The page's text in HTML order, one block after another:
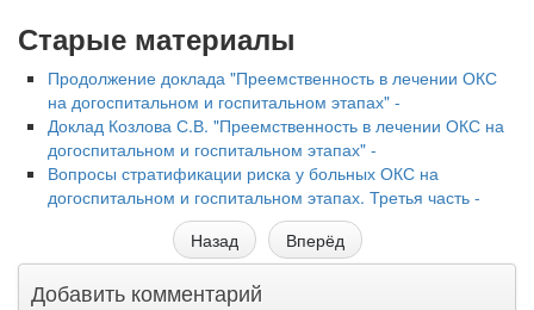
Старые материалы
Продолжение доклада "Преемственность в лечении ОКС
на догоспитальном и госпитальном этапах" -
Доклад Козлова С.В. "Преемственность в лечении ОКС на
догоспитальном и госпитальном этапах" -
Вопросы стратификации риска у больных ОКС на
догоспитальном и госпитальном этапах. Третья часть -
Назад
Вперёд
Добавить комментарий